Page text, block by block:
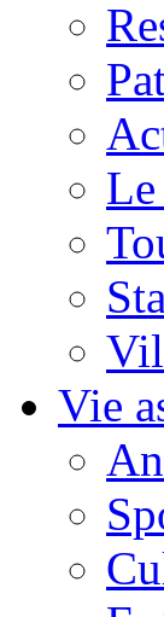
Vie